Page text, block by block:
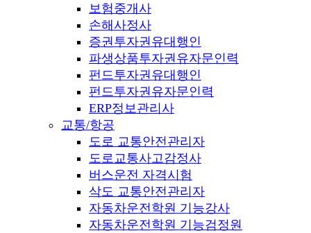
보험중개사
손해사정사
증권투자권유대행인
파생상품투자권유자문인력
펀드투자권유대행인
펀드투자권유자문인력
ERP정보관리사
교통/항공
도로 교통안전관리자
도로교통사고감정사
버스운전 자격시험
삭도 교통안전관리자
자동차운전학원 기능강사
자동차운전학원 기능검정원